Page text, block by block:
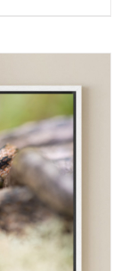
à
130,00 €